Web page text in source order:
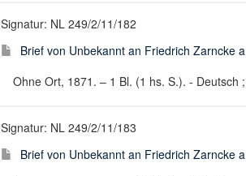
Signatur: NL 249/2/11/182
Brief von Unbekannt an Friedrich Zarncke
Ohne Ort, 1871. – 1 Bl. (1 hs. S.). - Deutsch
Signatur: NL 249/2/11/183
Brief von Unbekannt an Friedrich Zarncke